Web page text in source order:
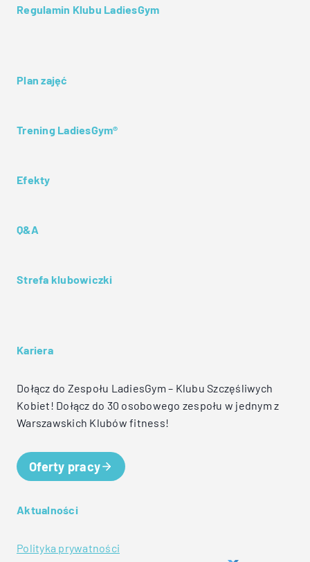
Regulamin Klubu LadiesGym
Plan zajęć
Trening LadiesGym®
Efekty
Q&A
Strefa klubowiczki
Kariera
Dołącz do Zespołu LadiesGym – Klubu Szczęśliwych
Kobiet! Dołącz do 30 osobowego zespołu w jednym z
Warszawskich Klubów fitness!
Oferty pracy
Aktualności
Polityka prywatności